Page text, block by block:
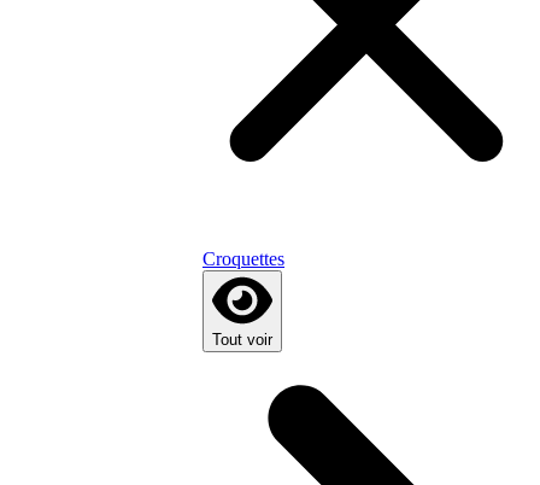
Croquettes
Tout voir